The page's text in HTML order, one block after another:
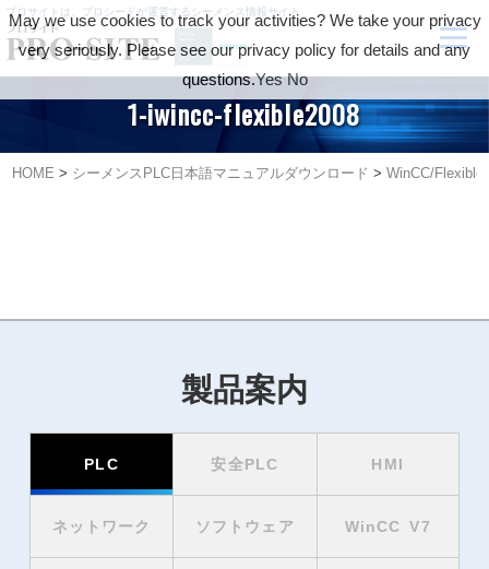
プロサイトは、プロシードが運営するシーメンス情報サイト
1-iwincc-flexible2008
HOME > シーメンスPLC日本語マニュアルダウンロード >WinCC/
製品案内
PLC 安全PLC HMI
ネットワーク ソフトウェア WinCC V7
May we use cookies to track your activities? We take your privacy
very seriously. Please see our privacy policy for details and any
questions.Yes No